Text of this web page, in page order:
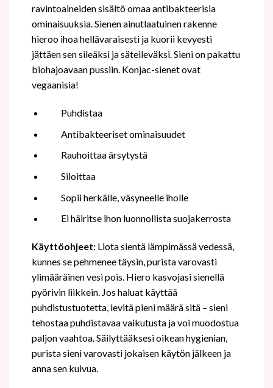
ravintoaineiden sisältö omaa antibakteerisia
ominaisuuksia. Sienen ainutlaatuinen rakenne
hieroo ihoa hellävaraisesti ja kuorii kevyesti
jättäen sen sileäksi ja säteileväksi. Sieni on pakattu
biohajoavaan pussiin. Konjac-sienet ovat
vegaanisia!
Puhdistaa
Antibakteeriset ominaisuudet
Rauhoittaa ärsytystä
Siloittaa
Sopii herkälle, väsyneelle iholle
Ei häiritse ihon luonnollista suojakerrosta
Käyttöohjeet:Liota sientä lämpimässä vedessä,
kunnes se pehmenee täysin, purista varovasti
ylimääräinen vesi pois. Hiero kasvojasi sienellä
pyörivin liikkein. Jos haluat käyttää
puhdistustuotetta, levitä pieni määrä sitä – sieni
tehostaa puhdistavaa vaikutusta ja voi muodostua
paljon vaahtoa. Säilyttääksesi oikean hygienian,
purista sieni varovasti jokaisen käytön jälkeen ja
anna sen kuivua.